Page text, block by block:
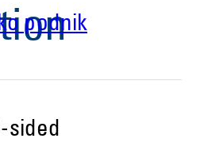
podnik
sided